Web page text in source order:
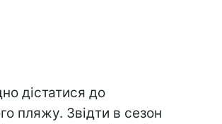
дістатися до
пляжу. Звідти в сезон